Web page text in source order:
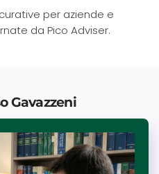
per aziende e
da Pico Adviser.
Gavazzeni